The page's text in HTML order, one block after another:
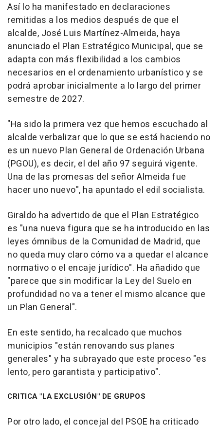
Así lo ha manifestado en declaraciones
remitidas a los medios después de que el
alcalde, José Luis Martínez-Almeida, haya
anunciado el Plan Estratégico Municipal, que se
adapta con más flexibilidad a los cambios
necesarios en el ordenamiento urbanístico y se
podrá aprobar inicialmente a lo largo del primer
semestre de 2027.
"Ha sido la primera vez que hemos escuchado al
alcalde verbalizar que lo que se está haciendo no
es un nuevo Plan General de Ordenación Urbana
(PGOU), es decir, el del año 97 seguirá vigente.
Una de las promesas del señor Almeida fue
hacer uno nuevo", ha apuntado el edil socialista.
Giraldo ha advertido de que el Plan Estratégico
es "una nueva figura que se ha introducido en las
leyes ómnibus de la Comunidad de Madrid, que
no queda muy claro cómo va a quedar el alcance
normativo o el encaje jurídico". Ha añadido que
"parece que sin modificar la Ley del Suelo en
profundidad no va a tener el mismo alcance que
un Plan General".
En este sentido, ha recalcado que muchos
municipios "están renovando sus planes
generales" y ha subrayado que este proceso "es
lento, pero garantista y participativo".
CRITICA "LA EXCLUSIÓN" DE GRUPOS
Por otro lado, el concejal del PSOE ha criticado